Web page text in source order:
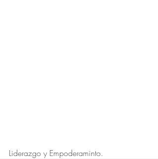
Liderazgo y Empoderaminto.